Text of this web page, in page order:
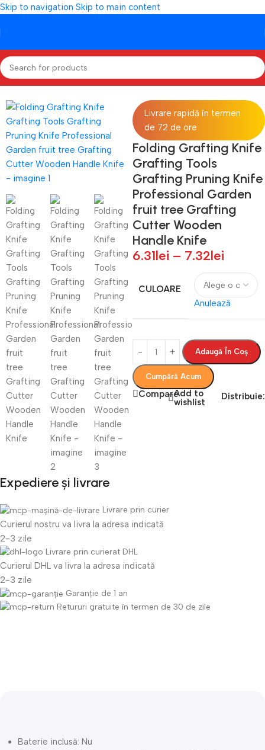
Skip to navigation Skip to main content
Prima pagină/CASA SI GRADINA/Unelte de gradina
Livrare rapidă în termen
de 72 de ore
Folding Grafting Knife
Grafting Tools
Grafting Pruning Knife
Professional Garden
fruit tree Grafting
Cutter Wooden
Handle Knife
6.31lei – 7.32lei
CULOARE
Anulează
Adaugă În Coș
Cumpără Acum
CompareAdd to
wishlist
Distribuie:
Expediere și livrare
Livrare prin curier
Curierul nostru va livra la adresa indicată
2-3 zile
Livrare prin curierat DHL
Curierul DHL va livra la adresa indicată
2-3 zile
Garanție de 1 an
Retururi gratuite în termen de 30 de zile
Baterie inclusă: Nu